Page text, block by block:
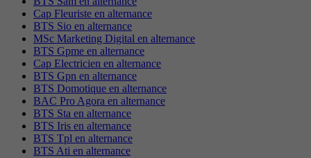
Cap Fleuriste en alternance
BTS Sio en alternance
MSc Marketing Digital en alternance
BTS Gpme en alternance
Cap Electricien en alternance
BTS Gpn en alternance
BTS Domotique en alternance
BAC Pro Agora en alternance
BTS Sta en alternance
BTS Iris en alternance
BTS Tpl en alternance
BTS Ati en alternance